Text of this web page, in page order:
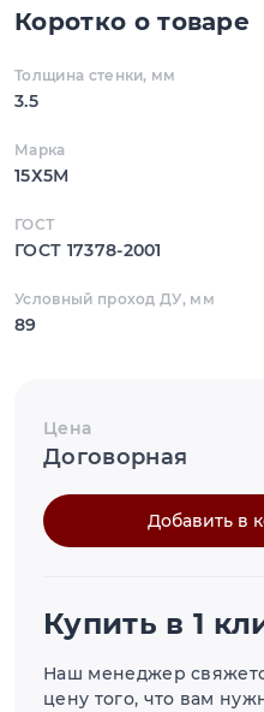
Коротко о товаре
Толщина стенки, мм
3.5
Марка
15Х5М
ГОСТ
ГОСТ 17378-2001
Условный проход ДУ, мм
89
Цена
Договорная
Добавить в
Купить в 1
Наш менеджер
цену того, что вам